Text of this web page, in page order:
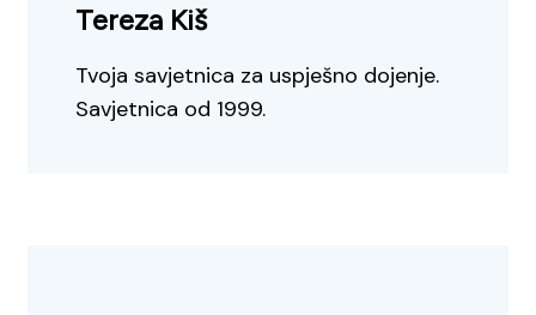
Tereza Kiš
Tvoja savjetnica za uspješno dojenje.
Savjetnica od 1999.